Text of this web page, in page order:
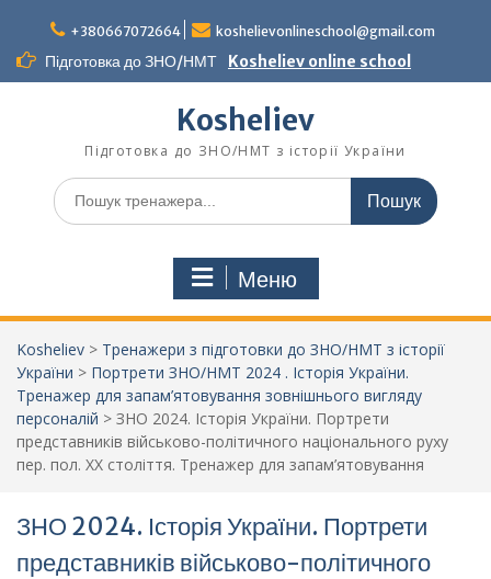
вмісту
+380667072664 koshelievonlineschool@gmail.com
Підготовка до ЗНО/НМТ Kosheliev online school
Kosheliev
Підготовка до ЗНО/НМТ з історії України
Шукати:
Меню
Kosheliev > Тренажери з підготовки до ЗНО/НМТ з історії
України > Портрети ЗНО/НМТ 2024 . Історія України.
Тренажер для запам’ятовування зовнішнього вигляду
персоналій > ЗНО 2024. Історія України. Портрети
представників військово-політичного національного руху
пер. пол. ХХ століття. Тренажер для запам’ятовування
ЗНО 2024. Історія України. Портрети
представників військово-політичного